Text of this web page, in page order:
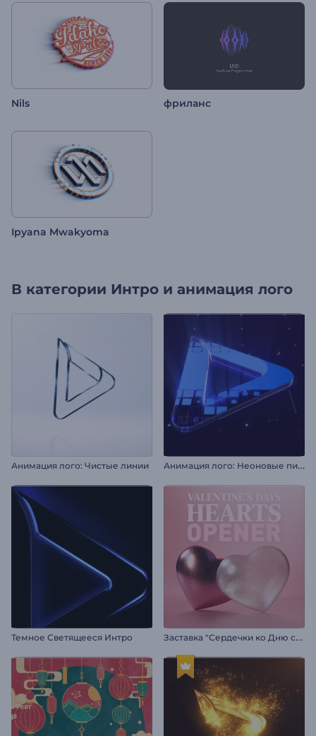
Nils фриланс
Ipyana Mwakyoma
В категории Интро и анимация лого
Анимация лого: Чистые линии А
нимация лого: Неоновые пиксели
Темное Светящееся Интро З
аставка "Сердечки ко Дню святого Валентина"